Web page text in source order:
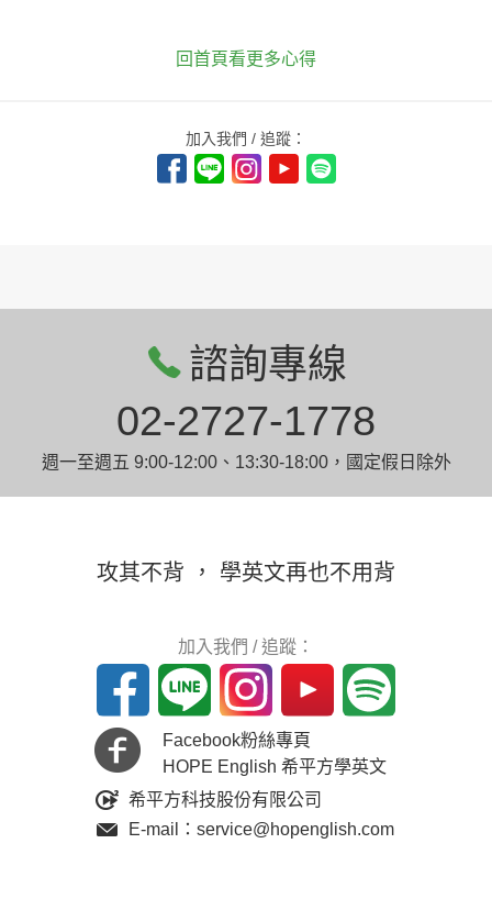
回首頁看更多心得
加入我們 / 追蹤：
諮詢專線
02-2727-1778
週一至週五 9:00-12:00、13:30-18:00，國定假日除外
攻其不背 ， 學英文再也不用背
加入我們 / 追蹤：
Facebook粉絲專頁
HOPE English 希平方學英文
希平方科技股份有限公司
E-mail：service@hopenglish.com